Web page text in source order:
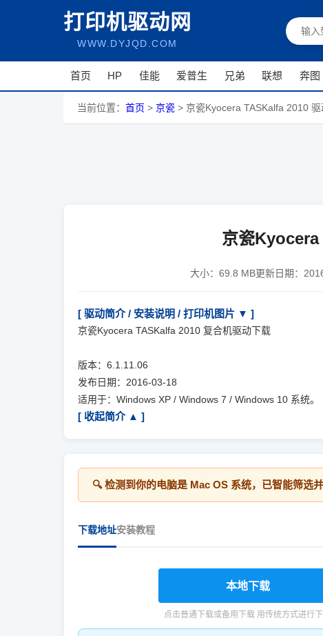
打印机驱动网
WWW.DYJQD.COM
首页 HP 佳能 爱普生 兄弟 联想 奔图
当前位置： 首页 > 京瓷 > 京瓷Kyocera TASKalfa 2010 驱
京瓷
大小： 69.8 MB更新日期：
[ 驱动简介 / 安装说明 / 打印机图片 ▼ ]
京瓷Kyocera TASKalfa 2010 复合机驱动下载
版本：6.1.11.06
发布日期：2016-03-18
适用于：Windows XP / Windows 7 / Windows 10 系统。
[ 收起简介 ▲ ]
🔍 检测到你的电脑是 Mac OS 系统，已智能筛选
下载地址安装教程
本地下载
点击普通下载或备用下载 用传统方式进行